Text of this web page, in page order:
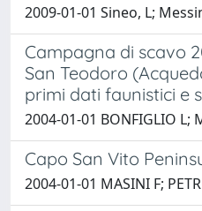
2009-01-01 Sineo, L;
Campagna di scavo
San Teodoro
primi dati faunistici e
2004-01-01 BONFIGLIO L;
Capo San Vito
2004-01-01 MASINI F;